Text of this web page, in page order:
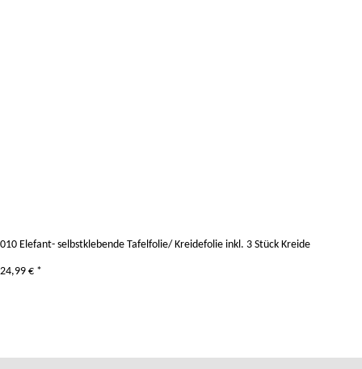
010 Elefant- selbstklebende Tafelfolie/ Kreidefolie inkl. 3 Stück Kreide
24,99 € *